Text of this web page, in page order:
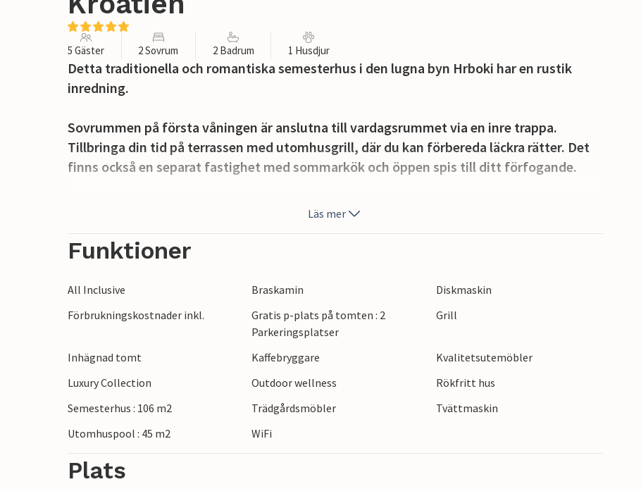
5 Gäster 2 Sovrum 2 Badrum 1 Husdjur
Detta traditionella och romantiska semesterhus i den lugna byn Hrboki har en rustik
inredning.
Sovrummen på första våningen är anslutna till vardagsrummet via en inre trappa.
Tillbringa din tid på terrassen med utomhusgrill, där du kan förbereda läckra rätter. Det
finns också en separat fastighet med sommarkök och öppen spis till ditt förfogande.
Förfriskningar under den varma sommaren kan hittas i poolen, som dominerar
äventyrsklubben för fyrhjulingar.
Läs mer
Funktioner
All Inclusive Braskamin
Diskmaskin
Förbrukningskostnader inkl.
Gratis p-plats på tomten : 2
Parkeringsplatser
Grill
Inhägnad tomt Kaffebryggare
Kvalitetsutemöbler
Luxury Collection
Outdoor wellness
Rökfritt hus
Semesterhus : 106 m2
Trädgårdsmöbler
Tvättmaskin
Utomhuspool : 45 m2
WiFi
Plats